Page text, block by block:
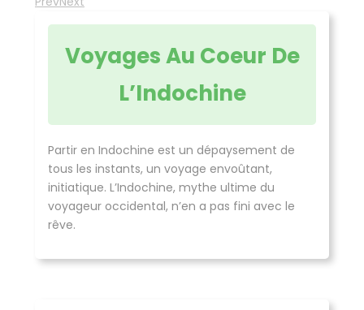
Voyages Au Coeur De
L’Indochine
Partir en Indochine est un dépaysement de
tous les instants, un voyage envoûtant,
initiatique. L’Indochine, mythe ultime du
voyageur occidental, n’en a pas fini avec le
rêve.